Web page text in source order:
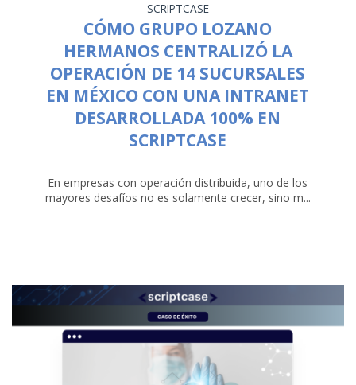
SCRIPTCASE
CÓMO GRUPO LOZANO
HERMANOS CENTRALIZÓ LA
OPERACIÓN DE 14 SUCURSALES
EN MÉXICO CON UNA INTRANET
DESARROLLADA 100% EN
SCRIPTCASE
En empresas con operación distribuida, uno de los
mayores desafíos no es solamente crecer, sino m...